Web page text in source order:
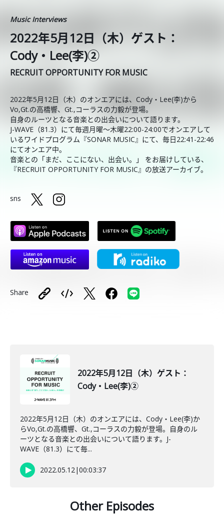
Music Interviews
2022年5月12日（木）ゲスト：
Cody・Lee(李)②
RECRUIT OPPORTUNITY FOR MUSIC
2022年5月12日（木）のオンエアには、Cody・Lee(李)から
Vo,Gt.の高橋響、Gt.,コーラスの力毅が登場。
自身のルーツとなる音楽との出会いについて語ります。
J-WAVE（81.3）にて毎週月曜～木曜22:00-24:00でオンエアして
いるワイドプログラム『SONAR MUSIC』にて、毎日22:41-22:46
にてオンエア中。
音楽との「まだ、ここにない、出会い。」 をお届けしている、
『RECRUIT OPPORTUNITY FOR MUSIC』の放送アーカイブ。
sns
Share
2022年5月12日（木）ゲスト：
Cody・Lee(李)②
2022年5月12日（木）のオンエアには、Cody・Lee(李)か
らVo,Gt.の高橋響、Gt.,コーラスの力毅が登場。自身のル
ーツとなる音楽との出会いについて語ります。J-
WAVE（81.3）にて毎...
2022.05.12|00:03:37
Other Episodes